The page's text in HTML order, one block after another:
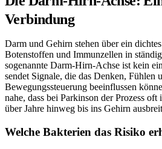
Verbindung
Darm und Gehirn stehen über ein
Botenstoffen und Immunzellen in
sogenannte Darm-Hirn-Achse ist kein
sendet Signale, die das Denken, Fühlen
Bewegungssteuerung beeinflussen
nahe, dass bei Parkinson der Prozess
über Jahre hinweg bis ins Gehirn
Welche Bakterien das Risiko